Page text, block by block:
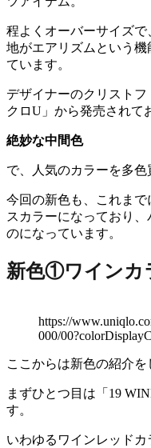
程よくオーバーサイズ
地がエアリズムという
ています。
デザイナーのクリスト
クロU」から発売されて
絶妙な中間色
で、人気のカラーを多色
今回の新色も、これま
スカラーになっており
のになっています。
新色①ワインカ
https://
000/
ここからは新色の紹介を
まずひとつ目は「19
す。
いわゆるワインレッド